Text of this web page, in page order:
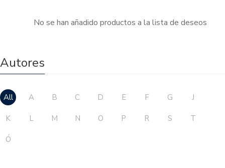
No se han añadido productos a la lista de deseos
Autores
All A B C D E F G J
K L M N O P R S T
Ó